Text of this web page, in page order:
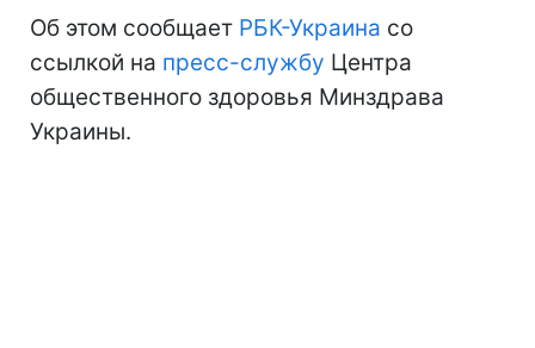
Об этом сообщает РБК-Украина со
ссылкой на пресс-службу Центра
общественного здоровья Минздрава
Украины.